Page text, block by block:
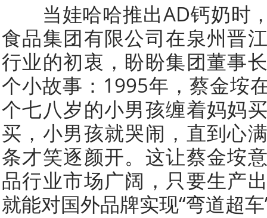
当娃哈哈推出AD钙奶时
食品集团有限公司在泉州晋
行业的初衷，盼盼集团董事
个小故事：1995年，蔡金垵
个七八岁的小男孩缠着妈妈
买，小男孩就哭闹，直到心
条才笑逐颜开。这让蔡金垵
品行业市场广阔，只要生产
就能对国外品牌实现“弯道超